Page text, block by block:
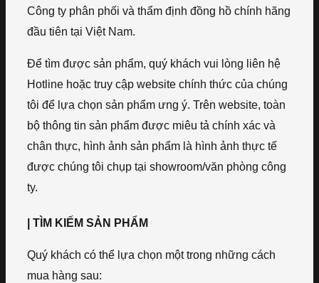
Công ty phân phối và thẩm định đồng hồ chính hãng
đầu tiên tại Việt Nam.
Để tìm được sản phẩm, quý khách vui lòng liên hệ
Hotline hoặc truy cập website chính thức của chúng
tôi để lựa chọn sản phẩm ưng ý. Trên website, toàn
bộ thông tin sản phẩm được miêu tả chính xác và
chân thực, hình ảnh sản phẩm là hình ảnh thực tế
được chúng tôi chụp tại showroom/văn phòng công
ty.
| TÌM KIẾM SẢN PHẨM
Quý khách có thể lựa chọn một trong những cách
mua hàng sau: